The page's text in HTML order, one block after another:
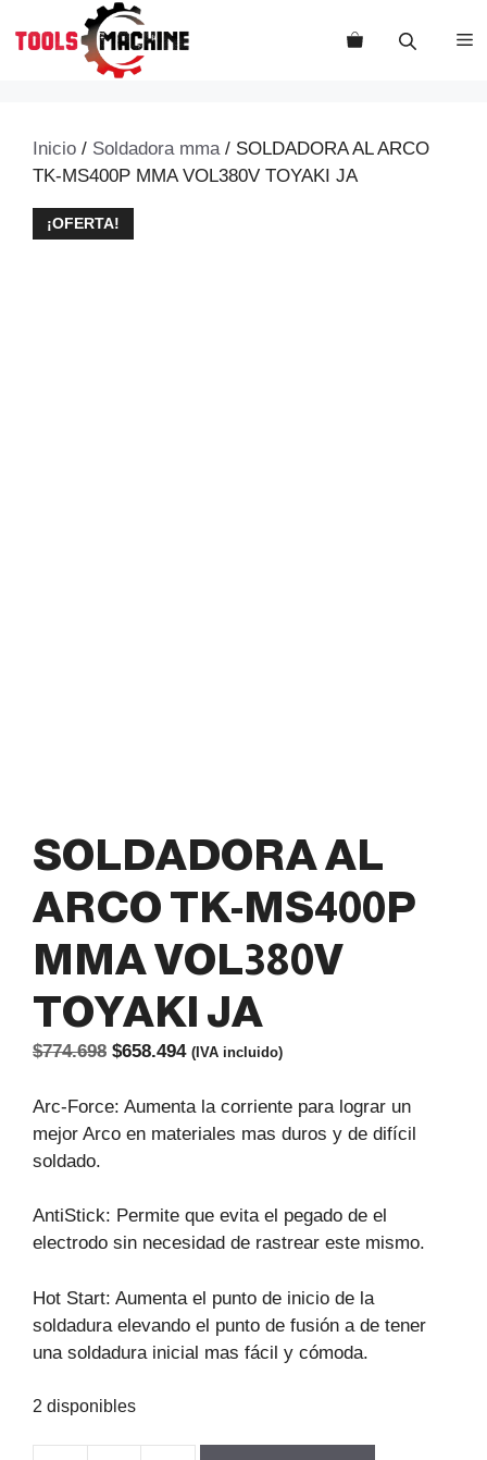
Inicio / Soldadora mma/ SOLDADORA AL ARCO
TK-MS400P MMA VOL380V TOYAKI JA
¡OFERTA!
SOLDADORA AL
ARCO TK-MS400P
MMA VOL380V
TOYAKI JA
$774.698 El
original
era:
$658.494El
actual
es:
(IVA incluido)
Arc-Force: Aumenta la corriente para lograr un
mejor Arco en materiales mas duros y de difícil
soldado.
AntiStick: Permite que evita el pegado de el
electrodo sin necesidad de rastrear este mismo.
Hot Start: Aumenta el punto de inicio de la
soldadura elevando el punto de fusión a de tener
una soldadura inicial mas fácil y cómoda.
2 disponibles